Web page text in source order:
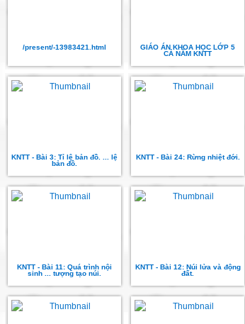
/present/-13983421.html
GIÁO ÁN KHOA HỌC LỚP 5
CẢ NĂM KNTT
KNTT - Bài 3: Tỉ lệ bản đồ. ... lệ
bản đồ.
KNTT - Bài 24: Rừng nhiệt đới.
KNTT - Bài 11: Quá trình nội
sinh ... tượng tạo núi.
KNTT - Bài 12: Núi lửa và động
đất.